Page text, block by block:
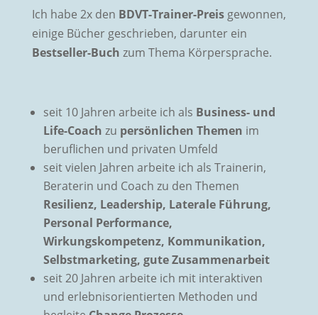
Ich habe 2x den BDVT-Trainer-Preisgewonnen,
einige Bücher geschrieben, darunter ein
Bestseller-Buch zum Thema Körpersprache.
seit 10 Jahren arbeite ich als Business- und
Life-Coach zu persönlichen Themen im
beruflichen und privaten Umfeld
seit vielen Jahren arbeite ich als Trainerin,
Beraterin und Coach zu den Themen
Resilienz, Leadership, Laterale Führung,
Personal Performance,
Wirkungskompetenz, Kommunikation,
Selbstmarketing, gute Zusammenarbeit
seit 20 Jahren arbeite ich mit interaktiven
und erlebnisorientierten Methoden und